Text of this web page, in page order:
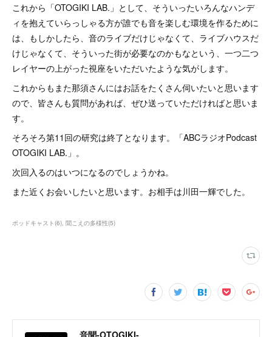
これから「OTOGIKI LAB.」として、そういったいろんなハンデ
ィを抱えていらっしゃる方が誰でも音を楽しむ環境を作るために
は、もしかしたら、音のライブだけじゃなくて、ライブハウスだ
けじゃなくて、そういった街が必要なのかもなという、一つ二つ
レイヤーの上がった視座をいただいたような気がします。
これからもまた那須さんにはお話をたくさん伺いたいと思います
ので、皆さんも質問があれば、ぜひ送っていただければと思いま
す。
そろそろ第11回の研究は終了となります。「ABCラジオPodcast
OTOGIKI LAB.」。
次回入るのはいつになるのでしょうかね。
また近くお会いしたいと思います。お相手は川田一輝でした。
ポッドキャスト(6) 聞こえの多様性(5)
音聞-OTOGIKI-